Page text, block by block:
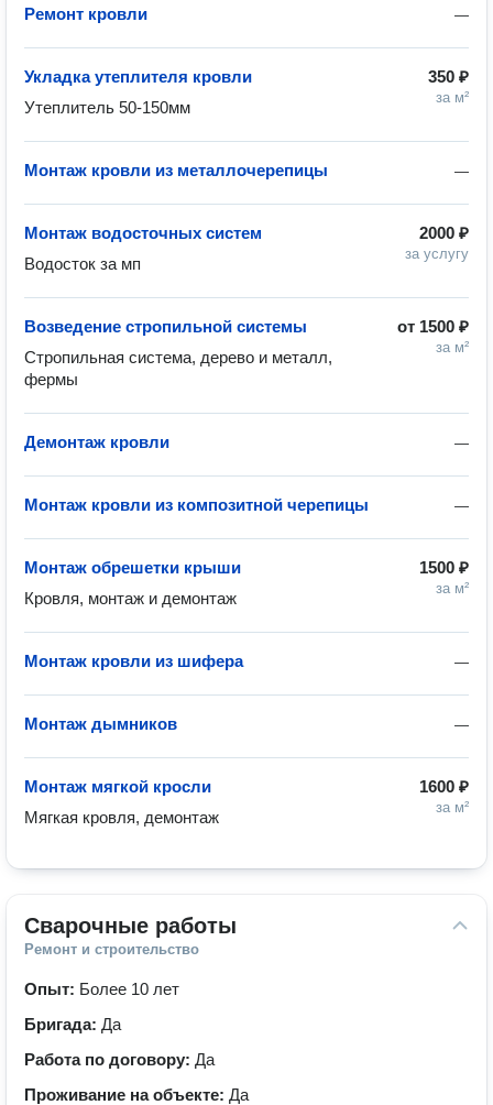
—
Ремонт кровли
350 ₽
за м²
Укладка утеплителя кровли
Утеплитель 50-150мм
—
Монтаж кровли из металлочерепицы
2000 ₽
за услугу
Монтаж водосточных систем
Водосток за мп
от 1500 ₽
за м²
Возведение стропильной системы
Стропильная система, дерево и металл,
фермы
—
Демонтаж кровли
—
Монтаж кровли из композитной черепицы
1500 ₽
за м²
Монтаж обрешетки крыши
Кровля, монтаж и демонтаж
—
Монтаж кровли из шифера
—
Монтаж дымников
1600 ₽
за м²
Монтаж мягкой кросли
Мягкая кровля, демонтаж
Сварочные работы
Ремонт и строительство
Опыт: Более 10 лет
Бригада: Да
Работа по договору: Да
Проживание на объекте: Да